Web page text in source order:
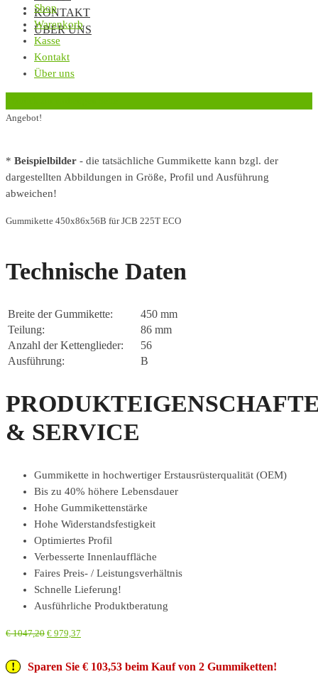
KONTAKT
ÜBER UNS
Shop
Warenkorb
Kasse
Kontakt
Über uns
Angebot!
* Beispielbilder - die tatsächliche Gummikette kann bzgl. der
dargestellten Abbildungen in Größe, Profil und Ausführung
abweichen!
Gummikette 450x86x56B für JCB 225T ECO
Technische Daten
Breite der Gummikette:
450 mm
Teilung:
86 mm
Anzahl der Kettenglieder:
56
Ausführung:
B
& SERVICE
Gummikette in hochwertiger Erstausrüsterqualität (OEM)
Bis zu 40% höhere Lebensdauer
Hohe Gummikettenstärke
Hohe Widerstandsfestigkeit
Optimiertes Profil
Verbesserte Innenlauffläche
Faires Preis- / Leistungsverhältnis
Schnelle Lieferung!
Ausführliche Produktberatung
€1047,20 € 979,37
Sparen Sie € 103,53 beim Kauf von 2 Gummiketten!